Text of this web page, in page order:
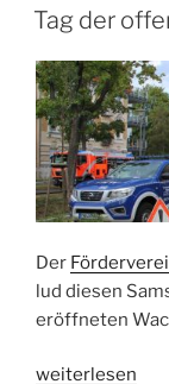
AM
Tag der
Der
lud diesen
eröffneten
„Tag
weiterlesen